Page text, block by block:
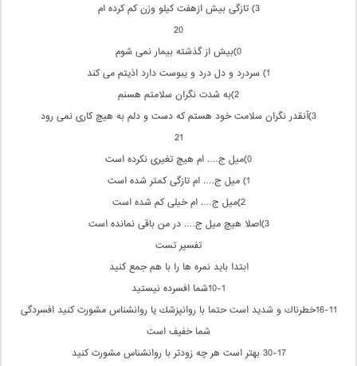
3) تازگی بیش ازهفت كیلو وزن كم كرده ام
20
0)بیش از گذشته بیمار نمی شوم
1) سردرد و دل درد و یبوست دارد اذیتم می كند
2)به شدت نگران سلامتم هسنم
3)آنقدر نگران سلامت خود هستم كه دست و دلم به هیچ كاری نمی رود
21
0)میل ج…. ام هیچ تغیری نكرده است
1) میل ج…. ام تازگی كمتر شده است
2)میل ج…. ام خیلی كم شده است
3)اصلا هیچ میل ج…. در من باقی نمانده است
تفسیر تست
ابتدا باید نمره ها را با هم جمع كنید
10-1شما افسرده نیستید
16-11خطرناك و شدید است حتما با روانپزشك یا روانشناس مشورت كنید افسردگی
شما خفیف است
30-17 بهتر است هر چه زودتر با روانشناس مشورت كنید